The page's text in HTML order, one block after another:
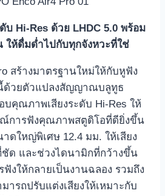
บ Hi-Res ด้วย LHDC 5.0 พร้อม
ให้ดื่มด่ำไปกับทุกจังหวะที่ใช่
สร้างมาตรฐานใหม่ให้กับหูฟัง
ด้วยตัวแปลงสัญญาณบลูทูธ
บคุณภาพเสียงระดับ Hi-Res ให้
การฟังคุณภาพสตูดิโอที่ดียิ่งขึ้น
ดใหญ่พิเศษ 12.4 มม. ให้เสียง
ชัด และช่วงไดนามิกที่กว้างขึ้น
งให้กลายเป็นงานฉลอง รวมถึง
ารถปรับแต่งเสียงให้เหมาะกับ